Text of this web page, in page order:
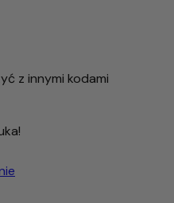
z innymi kodami